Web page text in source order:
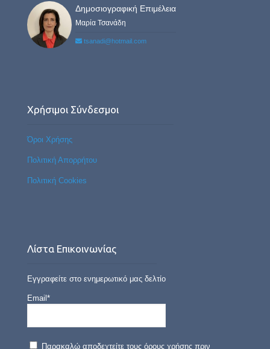
Δημοσιογραφική Επιμέλεια
Μαρία Τσανάδη
tsanadi@hotmail.com
Χρήσιμοι Σύνδεσμοι
Όροι Χρήσης
Πολιτική Απορρήτου
Πολιτική Cookies
Λίστα Επικοινωνίας
Εγγραφείτε στο ενημερωτικό μας δελτίο
Email*
Παρακαλώ αποδεχτείτε τους όρους χρήσης πριν